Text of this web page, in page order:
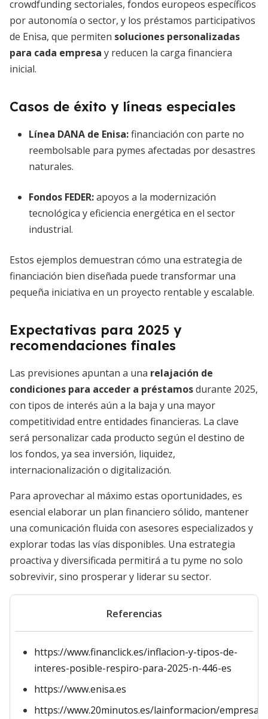
crowdfunding sectoriales, fondos europeos específicos
por autonomía o sector, y los préstamos participativos
de Enisa, que permiten soluciones personalizadas
para cada empresa y reducen la carga financiera
inicial.
Casos de éxito y líneas especiales
Línea DANA de Enisa:financiación con parte no
reembolsable para pymes afectadas por desastres
naturales.
Fondos FEDER:apoyos a la modernización
tecnológica y eficiencia energética en el sector
industrial.
Estos ejemplos demuestran cómo una estrategia de
financiación bien diseñada puede transformar una
pequeña iniciativa en un proyecto rentable y escalable.
Expectativas para 2025 y
recomendaciones finales
Las previsiones apuntan a una relajación de
condiciones para acceder a préstamosdurante 2025,
con tipos de interés aún a la baja y una mayor
competitividad entre entidades financieras. La clave
será personalizar cada producto según el destino de
los fondos, ya sea inversión, liquidez,
internacionalización o digitalización.
Para aprovechar al máximo estas oportunidades, es
esencial elaborar un plan financiero sólido, mantener
una comunicación fluida con asesores especializados y
explorar todas las vías disponibles. Una estrategia
proactiva y diversificada permitirá a tu pyme no solo
sobrevivir, sino prosperar y liderar su sector.
Referencias
https://www.financlick.es/inflacion-y-tipos-de-
interes-posible-respiro-para-2025-n-446-es
https://www.enisa.es
https://www.20minutos.es/lainformacion/